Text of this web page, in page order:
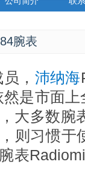
腕表
， 沛纳海
是市面
大多数腕
则习惯于
表